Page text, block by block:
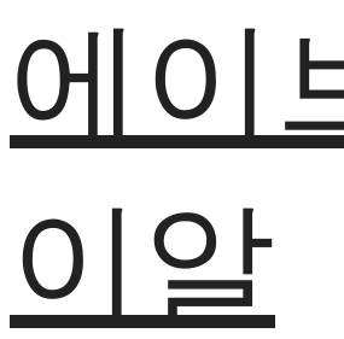
에이
이알